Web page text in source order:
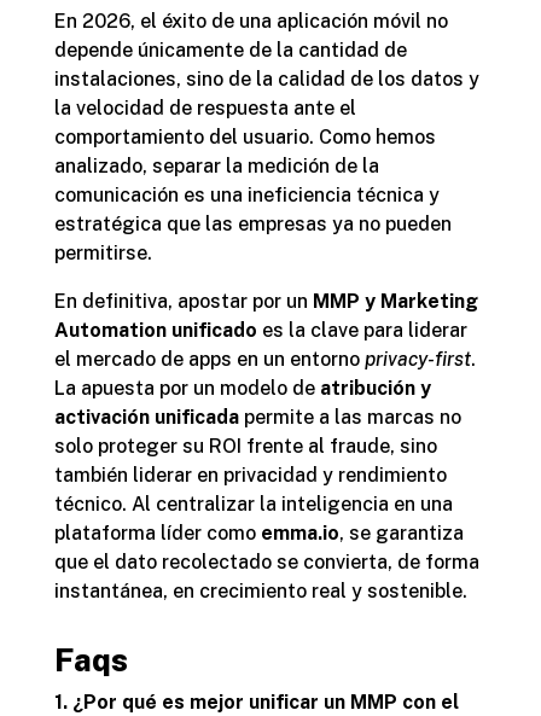
En 2026, el éxito de una aplicación móvil no
depende únicamente de la cantidad de
instalaciones, sino de la calidad de los datos y
la velocidad de respuesta ante el
comportamiento del usuario. Como hemos
analizado, separar la medición de la
comunicación es una ineficiencia técnica y
estratégica que las empresas ya no pueden
permitirse.
En definitiva, apostar por un MMP y Marketing
Automation unificado es la clave para liderar
el mercado de apps en un entorno privacy-first.
La apuesta por un modelo de atribución y
activación unificadapermite a las marcas no
solo proteger su ROI frente al fraude, sino
también liderar en privacidad y rendimiento
técnico. Al centralizar la inteligencia en una
plataforma líder como emma.io, se garantiza
que el dato recolectado se convierta, de forma
instantánea, en crecimiento real y sostenible.
Faqs
1. ¿Por qué es mejor unificar un MMP con el